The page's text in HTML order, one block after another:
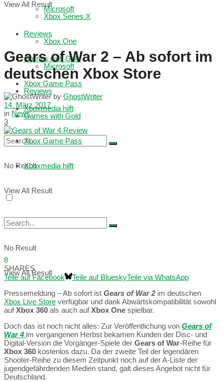
Microsoft
Reviews
Games with Gold
Xbox Game Pass
Xboxmedia hilft
No Result
View All Result
Xbox Series X
Xbox One
Microsoft
Reviews
Games with Gold
Xbox Game Pass
Xboxmedia hilft
No Result
View All Result
View All Result
Gears of War 2 – Ab sofort im
deutschen Xbox Store
by GhostWriter
14. März 2017
in News
3
8
SHARES
Teile auf Facebook
Teile auf BlueskyTeile via WhatsApp
Pressemeldung – Ab sofort ist Gears of War 2 im deutschen
Xbox Live Store verfügbar und dank Abwärtskompatibilität sowohl
aufXbox 360 als auch aufXbox One spielbar.
Doch das ist noch nicht alles: Zur Veröffentlichung von Gears of
War 4 im vergangenen Herbst bekamen Kunden der Disc- und
Digital-Version die Vorgänger-Spiele der Gears of War-Reihe für
Xbox 360 kostenlos dazu. Da der zweite Teil der legendären
Shooter-Reihe zu diesem Zeitpunkt noch auf der A-Liste der
jugendgefährdenden Medien stand, galt dieses Angebot nicht für
Deutschland.